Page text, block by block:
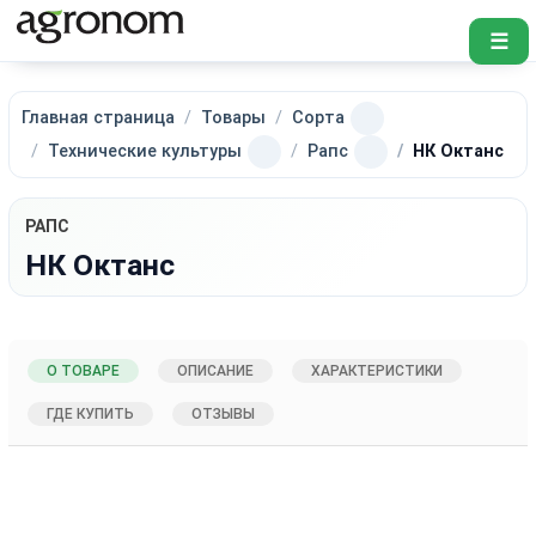
☰
Главная страница Товары
Сорта
Технические культуры
Рапс НК Октанc
РАПС
НК Октанc
О ТОВАРЕ ОПИСАНИЕ ХАРАКТЕРИСТИКИ
ГДЕ КУПИТЬ ОТЗЫВЫ